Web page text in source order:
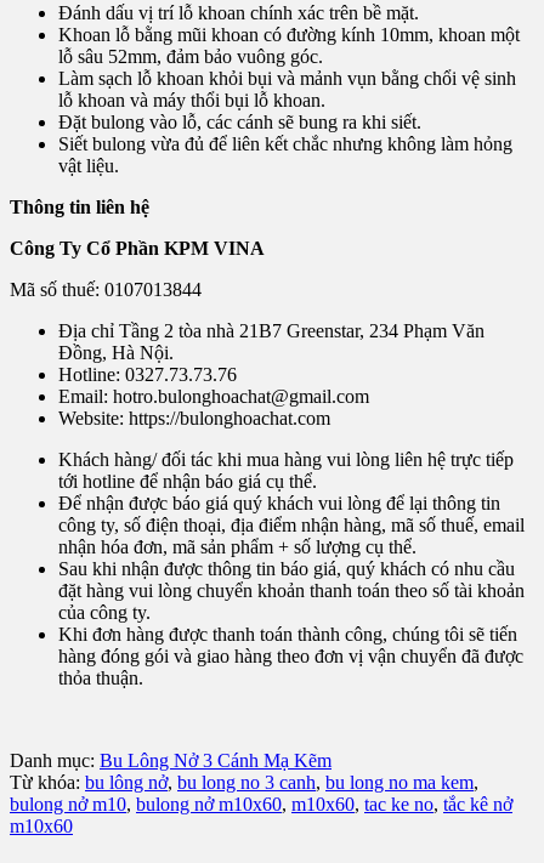
Đánh dấu vị trí lỗ khoan chính xác trên bề mặt.
Khoan lỗ bằng mũi khoan có đường kính 10mm, khoan một
lỗ sâu 52mm, đảm bảo vuông góc.
Làm sạch lỗ khoan khỏi bụi và mảnh vụn bằng chổi vệ sinh
lỗ khoan và máy thổi bụi lỗ khoan.
Đặt bulong vào lỗ, các cánh sẽ bung ra khi siết.
Siết bulong vừa đủ để liên kết chắc nhưng không làm hỏng
vật liệu.
Thông tin liên hệ
Công Ty Cổ Phần KPM VINA
Mã số thuế: 0107013844
Địa chỉ Tầng 2 tòa nhà 21B7 Greenstar, 234 Phạm Văn
Đồng, Hà Nội.
Hotline: 0327.73.73.76
Email: hotro.bulonghoachat@gmail.com
Website: https://bulonghoachat.com
Khách hàng/ đối tác khi mua hàng vui lòng liên hệ trực tiếp
tới hotline để nhận báo giá cụ thể.
Để nhận được báo giá quý khách vui lòng để lại thông tin
công ty, số điện thoại, địa điểm nhận hàng, mã số thuế, email
nhận hóa đơn, mã sản phẩm + số lượng cụ thể.
Sau khi nhận được thông tin báo giá, quý khách có nhu cầu
đặt hàng vui lòng chuyển khoản thanh toán theo số tài khoản
của công ty.
Khi đơn hàng được thanh toán thành công, chúng tôi sẽ tiến
hàng đóng gói và giao hàng theo đơn vị vận chuyển đã được
thỏa thuận.
Danh mục: Bu Lông Nở 3 Cánh Mạ Kẽm
Từ khóa: bu lông nở, bu long no 3 canh, bu long no ma kem,
bulong nở m10, bulong nở m10x60, m10x60, tac ke no, tắc kê nở
m10x60